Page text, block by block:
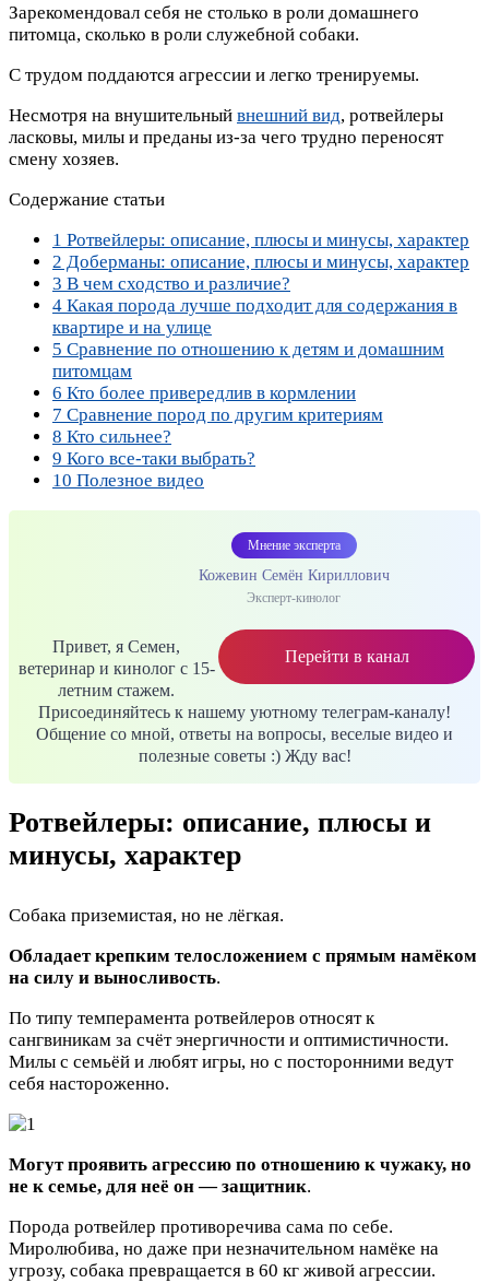
Зарекомендовал себя не столько в роли домашнего
питомца, сколько в роли служебной собаки.
С трудом поддаются агрессии и легко тренируемы.
Несмотря на внушительный внешний вид, ротвейлеры
ласковы, милы и преданы из-за чего трудно переносят
смену хозяев.
Содержание статьи
1 Ротвейлеры: описание, плюсы и минусы, характер
2 Доберманы: описание, плюсы и минусы, характер
3 В чем сходство и различие?
4 Какая порода лучше подходит для содержания в
квартире и на улице
5 Сравнение по отношению к детям и домашним
питомцам
6 Кто более привередлив в кормлении
7 Сравнение пород по другим критериям
8 Кто сильнее?
9 Кого все-таки выбрать?
10 Полезное видео
Мнение эксперта
Кожевин Семён Кириллович
Эксперт-кинолог
Перейти в канал
Привет, я Семен,
ветеринар и кинолог с 15-
летним стажем.
Присоединяйтесь к нашему уютному телеграм-каналу!
Общение со мной, ответы на вопросы, веселые видео и
полезные советы :) Жду вас!
Ротвейлеры: описание, плюсы и
минусы, характер
Собака приземистая, но не лёгкая.
Обладает крепким телосложением с прямым намёком
на силу и выносливость.
По типу темперамента ротвейлеров относят к
сангвиникам за счёт энергичности и оптимистичности.
Милы с семьёй и любят игры, но с посторонними ведут
себя настороженно.
Могут проявить агрессию по отношению к чужаку, но
не к семье, для неё он — защитник.
Порода ротвейлер противоречива сама по себе.
Миролюбива, но даже при незначительном намёке на
угрозу, собака превращается в 60 кг живой агрессии.